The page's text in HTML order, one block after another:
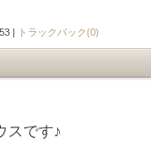
| トラックバック(0)
スです♪